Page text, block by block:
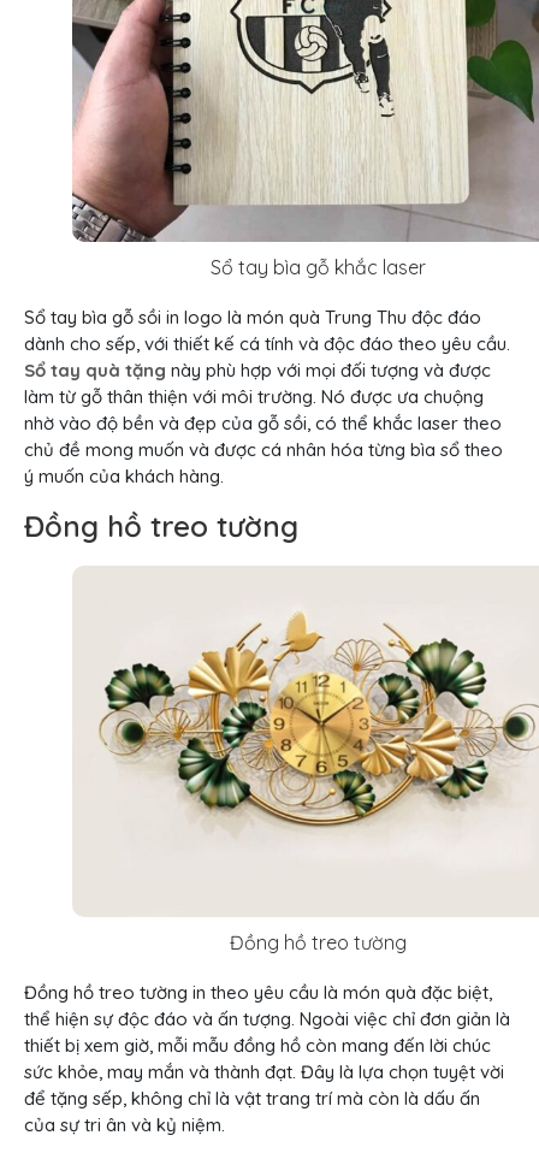
Sổ tay bìa gỗ khắc laser
Sổ tay bìa gỗ sồi in logo là món quà Trung Thu độc đáo
dành cho sếp, với thiết kế cá tính và độc đáo theo yêu cầu.
Sổ tay quà tặng này phù hợp với mọi đối tượng và được
làm từ gỗ thân thiện với môi trường. Nó được ưa chuộng
nhờ vào độ bền và đẹp của gỗ sồi, có thể khắc laser theo
chủ đề mong muốn và được cá nhân hóa từng bìa sổ theo
ý muốn của khách hàng.
Đồng hồ treo tường
Đồng hồ treo tường
Đồng hồ treo tường in theo yêu cầu là món quà đặc biệt,
thể hiện sự độc đáo và ấn tượng. Ngoài việc chỉ đơn giản là
thiết bị xem giờ, mỗi mẫu đồng hồ còn mang đến lời chúc
sức khỏe, may mắn và thành đạt. Đây là lựa chọn tuyệt vời
để tặng sếp, không chỉ là vật trang trí mà còn là dấu ấn
của sự tri ân và kỷ niệm.